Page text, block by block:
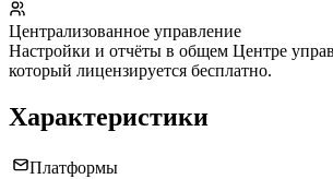
Централизованное управление
Настройки и отчёты в общем Центре
который лицензируется бесплатно.
Характеристики
Платформы